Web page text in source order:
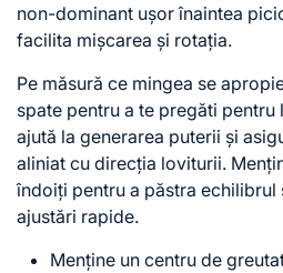
non-dominant ușor înaintea
facilita mișcarea și rotația.
Pe măsură ce mingea se
spate pentru a te pregăti
ajută la generarea puterii și
aliniat cu direcția loviturii.
îndoiți pentru a păstra echilibrul
ajustări rapide.
Menține un centru de